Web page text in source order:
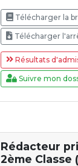
Télécharger la
Télécharger
Résultats
Suivre mon
Rédacteur
2ème Classe